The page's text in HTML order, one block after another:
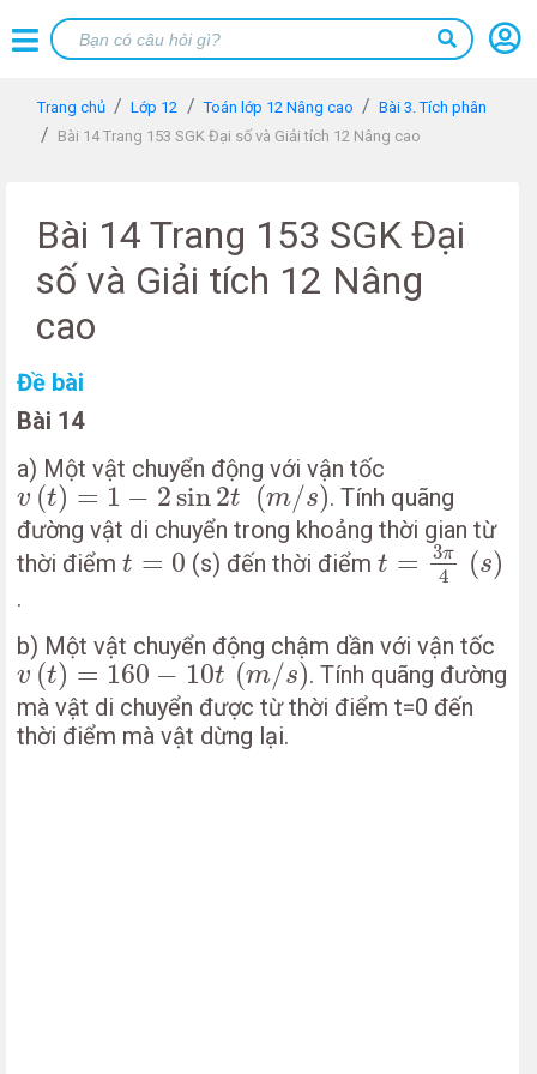
Trang chủ Lớp 12 Toán lớp 12 Nâng cao
Bài 3. Tích phân
Bài 14 Trang 153 SGK Đại số và Giải tích 12 Nâng cao
Bài 14 Trang 153 SGK Đại
số và Giải tích 12 Nâng
cao
Đề bài
Bài 14
a) Một vật chuyển động với vận tốc
v (t) = 1 − 2sin2t (m/s)
v(t)=1 −2 sin2t(m/s)
. Tính quãng
đường vật di chuyển trong khoảng thời gian từ
thời điểm t = 0
t =0 (s) đến thời điểmt = 3π
4 (s)
t=3 π4(s)
.
b) Một vật chuyển động chậm dần với vận tốc
v (t) = 160 − 10t (m/s)
v(t)=160−10t(m/s)
. Tính quãng đường
mà vật di chuyển được từ thời điểm t=0 đến
thời điểm mà vật dừng lại.